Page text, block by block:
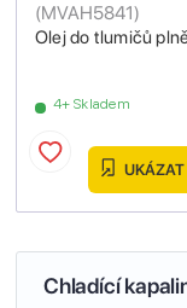
Olej do tlumičů
(MVAH5841)
4+ Skladem
Chladící